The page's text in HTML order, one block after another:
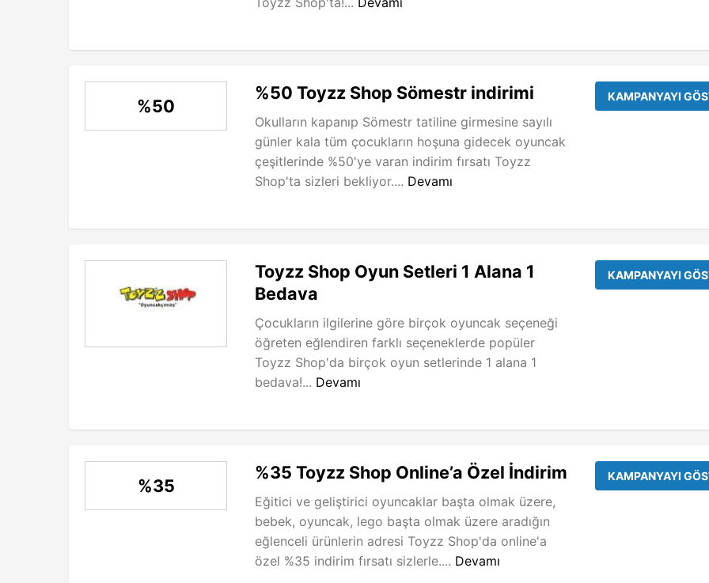
%50
%50 Toyzz Shop Sömestr indirimi
Okulların kapanıp Sömestr tatiline girmesine sayılı
günler kala tüm çocukların hoşuna gidecek oyuncak
çeşitlerinde %50'ye varan indirim fırsatı Toyzz
Shop'ta sizleri bekliyor.... Devamı
KAMPANYAYI
Toyzz Shop Oyun Setleri 1 Alana 1
Bedava
Çocukların ilgilerine göre birçok oyuncak seçeneği
öğreten eğlendiren farklı seçeneklerde popüler
Toyzz Shop'da birçok oyun setlerinde 1 alana 1
bedava!... Devamı
KAMPANYAYI
%35
%35 Toyzz Shop Online’a Özel İndirim
Eğitici ve geliştirici oyuncaklar başta olmak üzere,
bebek, oyuncak, lego başta olmak üzere aradığın
eğlenceli ürünlerin adresi Toyzz Shop'da online'a
özel %35 indirim fırsatı sizlerle.... Devamı
KAMPANYAYI